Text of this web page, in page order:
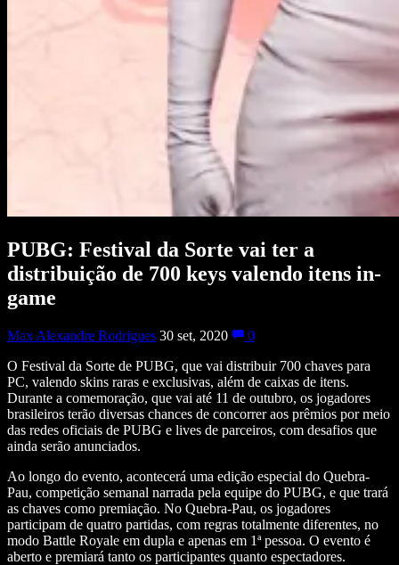
PUBG: Festival da Sorte vai ter a
distribuição de 700 keys valendo itens in-
game
Max Alexandre Rodrigues 30 set, 2020
0
O Festival da Sorte de PUBG, que vai distribuir 700 chaves para
PC, valendo skins raras e exclusivas, além de caixas de itens.
Durante a comemoração, que vai até 11 de outubro, os jogadores
brasileiros terão diversas chances de concorrer aos prêmios por meio
das redes oficiais de PUBG e lives de parceiros, com desafios que
ainda serão anunciados.
Ao longo do evento, acontecerá uma edição especial do Quebra-
Pau, competição semanal narrada pela equipe do PUBG, e que trará
as chaves como premiação. No Quebra-Pau, os jogadores
participam de quatro partidas, com regras totalmente diferentes, no
modo Battle Royale em dupla e apenas em 1ª pessoa. O evento é
aberto e premiará tanto os participantes quanto espectadores.